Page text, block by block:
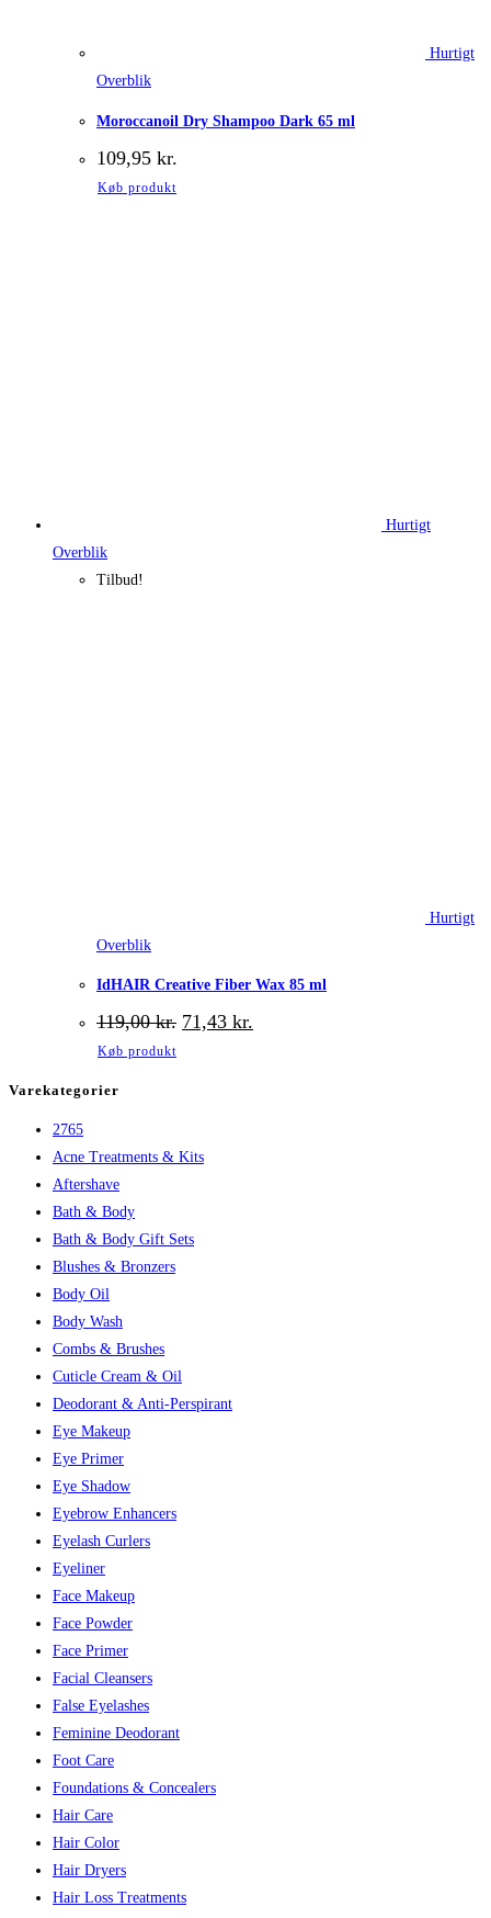
Hurtigt
Overblik
Moroccanoil Dry Shampoo Dark 65 ml
109,95 kr.
Køb produkt
Hurtigt
Overblik
Tilbud!
Hurtigt
Overblik
IdHAIR Creative Fiber Wax 85 ml
119,00kr. Den
oprindelige
71,43 kr.
aktuelle
Køb produkt
Varekategorier
2765
Acne Treatments & Kits
Aftershave
Bath & Body
Bath & Body Gift Sets
Blushes & Bronzers
Body Oil
Body Wash
Combs & Brushes
Cuticle Cream & Oil
Deodorant & Anti-Perspirant
Eye Makeup
Eye Primer
Eye Shadow
Eyebrow Enhancers
Eyelash Curlers
Eyeliner
Face Makeup
Face Powder
Face Primer
Facial Cleansers
False Eyelashes
Feminine Deodorant
Foot Care
Foundations & Concealers
Hair Care
Hair Color
Hair Dryers
Hair Loss Treatments